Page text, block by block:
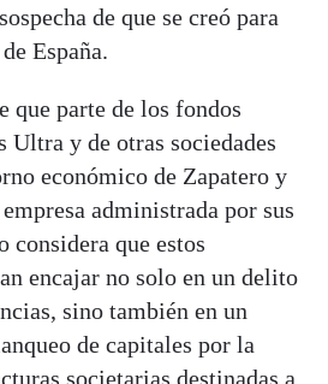
de que se creó para
España.
que parte de los fondos
Ultra y de otras sociedades
económico de Zapatero y
empresa administrada por sus
considera que estos
encajar no solo en un delito
sino también en un
de capitales por la
societarias destinadas a